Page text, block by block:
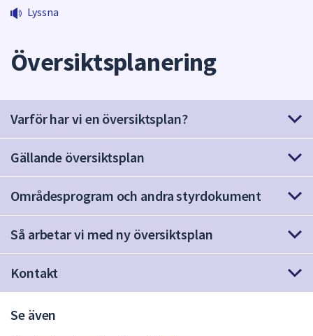
i
sökfältet
presenteras
fältet.
Använd
piltangenterna
att
sökförslagen
Lyssna
Översiktsplanering
Varför har vi en översiktsplan?
Gällande översiktsplan
Områdesprogram och andra styrdokument
Så arbetar vi med ny översiktsplan
Kontakt
Se även